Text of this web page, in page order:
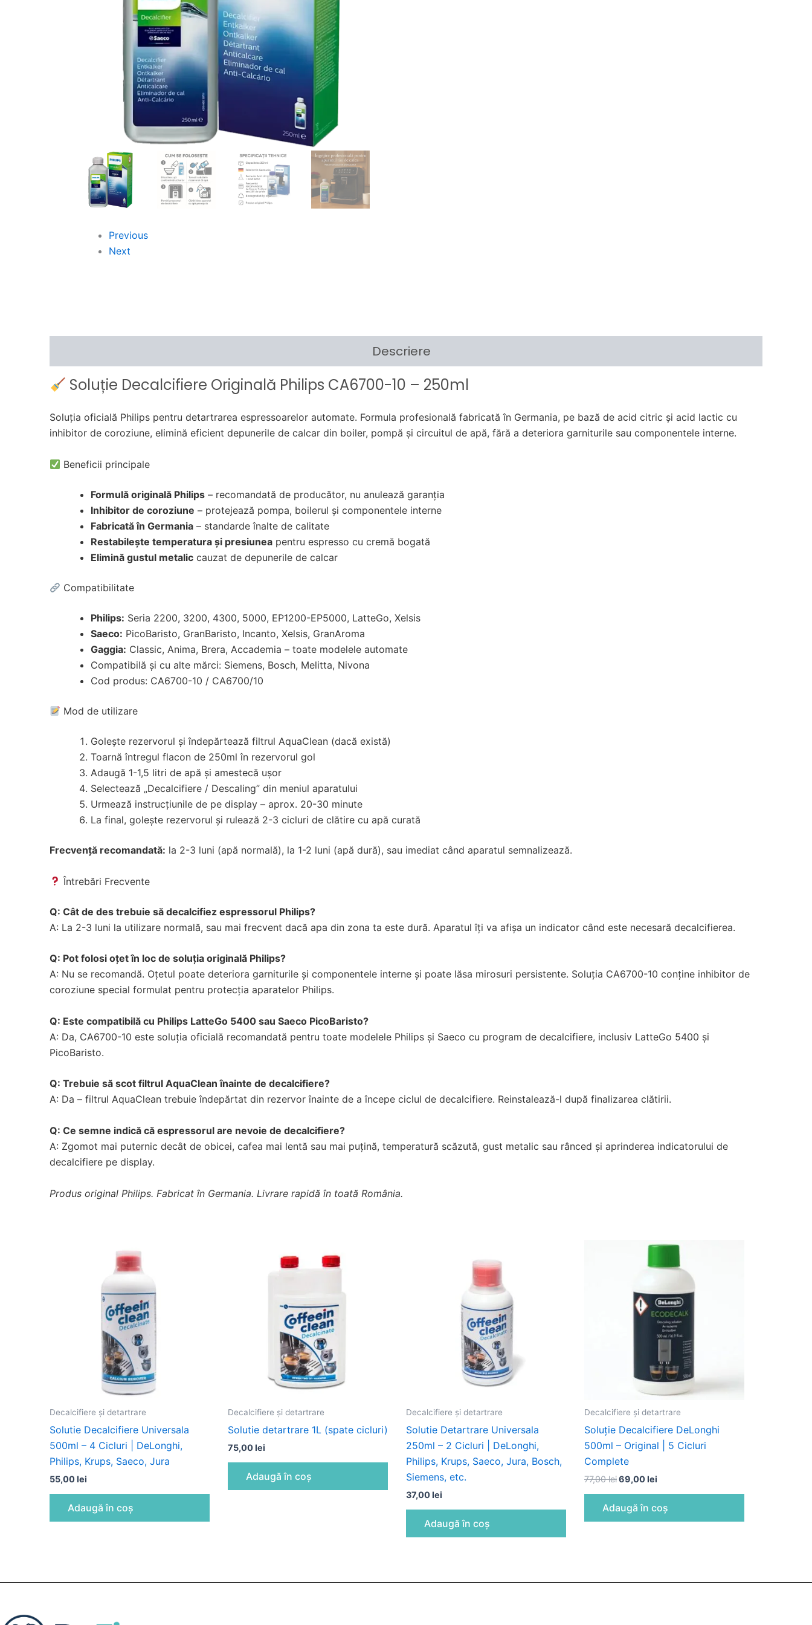
Previous
Next
Descriere
Soluție Decalcifiere Originală Philips CA6700-10 – 250ml
Soluția oficială Philips pentru detartrarea espressoarelor automate. Formula profesională fabricată în Germania, pe bază de acid citric și acid lactic cu
inhibitor de coroziune, elimină eficient depunerile de calcar din boiler, pompă și circuitul de apă, fără a deteriora garniturile sau componentele interne.
Beneficii principale
Formulă originală Philips – recomandată de producător, nu anulează garanția
Inhibitor de coroziune – protejează pompa, boilerul și componentele interne
Fabricată în Germania – standarde înalte de calitate
Restabilește temperatura și presiunea pentru espresso cu cremă bogată
Elimină gustul metalic cauzat de depunerile de calcar
Compatibilitate
Philips: Seria 2200, 3200, 4300, 5000, EP1200-EP5000, LatteGo, Xelsis
Saeco: PicoBaristo, GranBaristo, Incanto, Xelsis, GranAroma
Gaggia: Classic, Anima, Brera, Accademia – toate modelele automate
Compatibilă și cu alte mărci: Siemens, Bosch, Melitta, Nivona
Cod produs: CA6700-10 / CA6700/10
Mod de utilizare
Golește rezervorul și îndepărtează filtrul AquaClean (dacă există)
Toarnă întregul flacon de 250ml în rezervorul gol
Adaugă 1-1,5 litri de apă și amestecă ușor
Selectează „Decalcifiere / Descaling” din meniul aparatului
Urmează instrucțiunile de pe display – aprox. 20-30 minute
La final, golește rezervorul și rulează 2-3 cicluri de clătire cu apă curată
Frecvență recomandată: la 2-3 luni (apă normală), la 1-2 luni (apă dură), sau imediat când aparatul semnalizează.
Întrebări Frecvente
Q: Cât de des trebuie să decalcifiez espressorul Philips?
A: La 2-3 luni la utilizare normală, sau mai frecvent dacă apa din zona ta este dură. Aparatul îți va afișa un indicator când este necesară decalcifierea.
Q: Pot folosi oțet în loc de soluția originală Philips?
A: Nu se recomandă. Oțetul poate deteriora garniturile și componentele interne și poate lăsa mirosuri persistente. Soluția CA6700-10 conține inhibitor de
coroziune special formulat pentru protecția aparatelor Philips.
Q: Este compatibilă cu Philips LatteGo 5400 sau Saeco PicoBaristo?
A: Da, CA6700-10 este soluția oficială recomandată pentru toate modelele Philips și Saeco cu program de decalcifiere, inclusiv LatteGo 5400 și
PicoBaristo.
Q: Trebuie să scot filtrul AquaClean înainte de decalcifiere?
A: Da – filtrul AquaClean trebuie îndepărtat din rezervor înainte de a începe ciclul de decalcifiere. Reinstalează-l după finalizarea clătirii.
Q: Ce semne indică că espressorul are nevoie de decalcifiere?
A: Zgomot mai puternic decât de obicei, cafea mai lentă sau mai puțină, temperatură scăzută, gust metalic sau rânced și aprinderea indicatorului de
decalcifiere pe display.
Produs original Philips. Fabricat în Germania. Livrare rapidă în toată România.
Decalcifiere și detartrare
Solutie Decalcifiere Universala
500ml – 4 Cicluri | DeLonghi,
Philips, Krups, Saeco, Jura
55,00lei
Adaugă în coș
Decalcifiere și detartrare
Solutie detartrare 1L (spate cicluri)
75,00lei
Adaugă în coș
Decalcifiere și detartrare
Solutie Detartrare Universala
250ml – 2 Cicluri | DeLonghi,
Philips, Krups, Saeco, Jura, Bosch,
Siemens, etc.
37,00lei
Adaugă în coș
Decalcifiere și detartrare
Soluție Decalcifiere DeLonghi
500ml – Original | 5 Cicluri
Complete
77,00lei69,00lei
Prețul
curent
este:
69,00 lei.
Adaugă în coș